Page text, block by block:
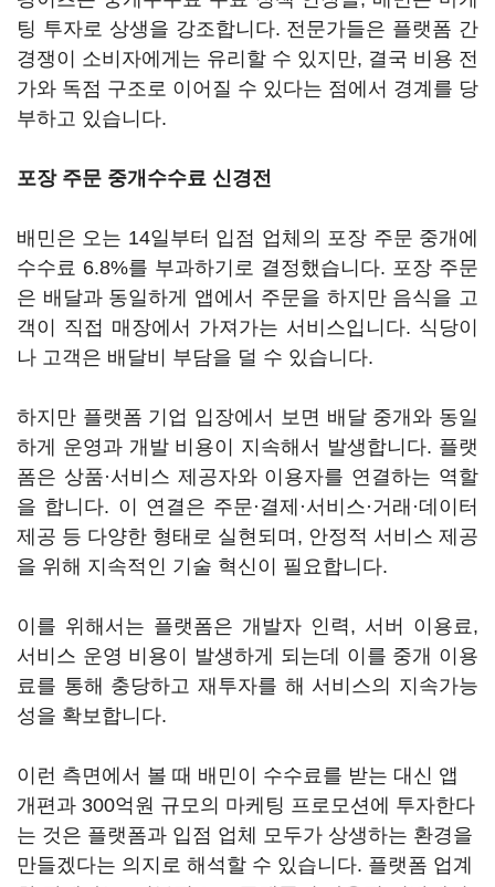
팅 투자로 상생을 강조합니다. 전문가들은 플랫폼 간
경쟁이 소비자에게는 유리할 수 있지만, 결국 비용 전
가와 독점 구조로 이어질 수 있다는 점에서 경계를 당
부하고 있습니다.
포장 주문 중개수수료 신경전
배민은 오는 14일부터 입점 업체의 포장 주문 중개에
수수료 6.8%를 부과하기로 결정했습니다. 포장 주문
은 배달과 동일하게 앱에서 주문을 하지만 음식을 고
객이 직접 매장에서 가져가는 서비스입니다. 식당이
나 고객은 배달비 부담을 덜 수 있습니다.
하지만 플랫폼 기업 입장에서 보면 배달 중개와 동일
하게 운영과 개발 비용이 지속해서 발생합니다. 플랫
폼은 상품·서비스 제공자와 이용자를 연결하는 역할
을 합니다. 이 연결은 주문·결제·서비스·거래·데이터
제공 등 다양한 형태로 실현되며, 안정적 서비스 제공
을 위해 지속적인 기술 혁신이 필요합니다.
이를 위해서는 플랫폼은 개발자 인력, 서버 이용료,
서비스 운영 비용이 발생하게 되는데 이를 중개 이용
료를 통해 충당하고 재투자를 해 서비스의 지속가능
성을 확보합니다.
이런 측면에서 볼 때 배민이 수수료를 받는 대신 앱
개편과 300억원 규모의 마케팅 프로모션에 투자한다
는 것은 플랫폼과 입점 업체 모두가 상생하는 환경을
만들겠다는 의지로 해석할 수 있습니다. 플랫폼 업계